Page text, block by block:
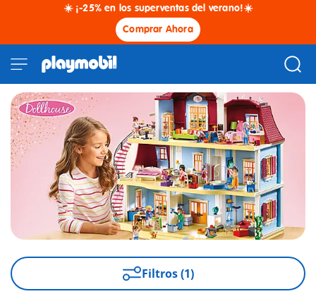
☀️ ¡-25% en los superventas del verano!☀️
Comprar Ahora
Filtros (1)